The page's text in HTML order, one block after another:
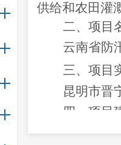
供给和农田灌
二、项目
云南省防
三、 项目
昆明市晋
四、 项目
昆明市晋